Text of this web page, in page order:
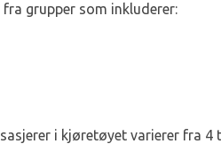
grupper som inkluderer:
i kjøretøyet varierer fra 4